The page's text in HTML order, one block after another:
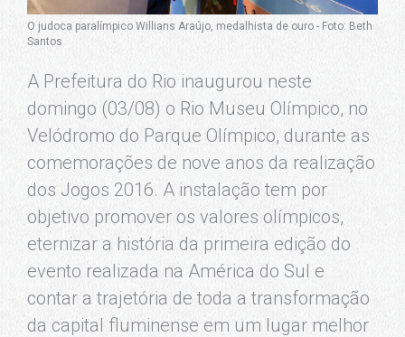
O judoca paralímpico Willians Araújo, medalhista de ouro - Foto: Beth
Santos
A Prefeitura do Rio inaugurou neste
domingo (03/08) o Rio Museu Olímpico, no
Velódromo do Parque Olímpico, durante as
comemorações de nove anos da realização
dos Jogos 2016. A instalação tem por
objetivo promover os valores olímpicos,
eternizar a história da primeira edição do
evento realizada na América do Sul e
contar a trajetória de toda a transformação
da capital fluminense em um lugar melhor